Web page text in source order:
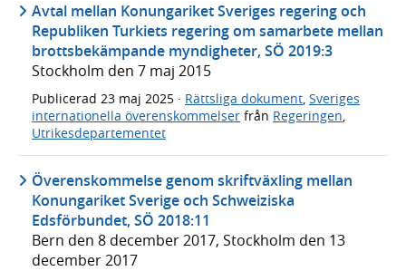
Avtal mellan Konungariket Sveriges regering och
Republiken Turkiets regering om samarbete mellan
brottsbekämpande myndigheter, SÖ 2019:3
Stockholm den 7 maj 2015
Publicerad 23 maj 2025 · Rättsliga dokument, Sveriges
internationella överenskommelser från Regeringen,
Utrikesdepartementet
Överenskommelse genom skriftväxling mellan
Konungariket Sverige och Schweiziska
Edsförbundet, SÖ 2018:11
Bern den 8 december 2017, Stockholm den 13
december 2017